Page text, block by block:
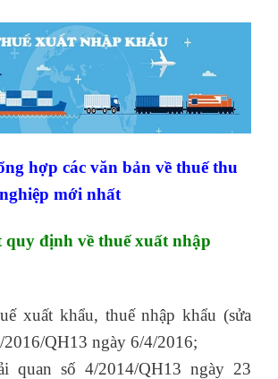
hợp các văn bản về thuế thu
mới nhất
định về thuế xuất nhập
xuất khẩu, thuế nhập khẩu (sửa
QH13 ngày 6/4/2016;
quan số 4/2014/QH13 ngày 23